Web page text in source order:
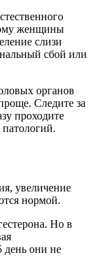
женщины
слизи
сбой или
органов
Следите за
проходите
патологий.
увеличение
нормой.
Но в
день они не